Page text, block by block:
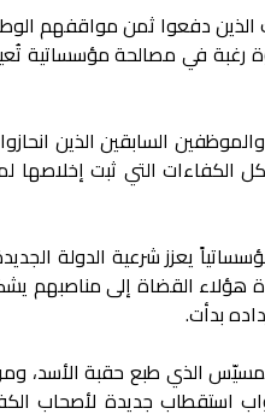
دفعوا ثمن مواقفهم الوطنية
في مصالحة مؤسساتية تُعيد
السابقين الذين
الكفاءات التي ثبت إخلاصها
يعزز شرعية الدولة
هؤلاء القضاة إلى مناصبهم
بدأت.
الذي طبع حقبة الأسد،
استقطاب جديدة لأصحاب